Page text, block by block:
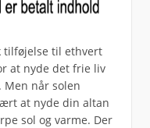
tilføjelse til ethvert
at nyde det frie liv
når solen
at nyde din altan
sol og varme. Der